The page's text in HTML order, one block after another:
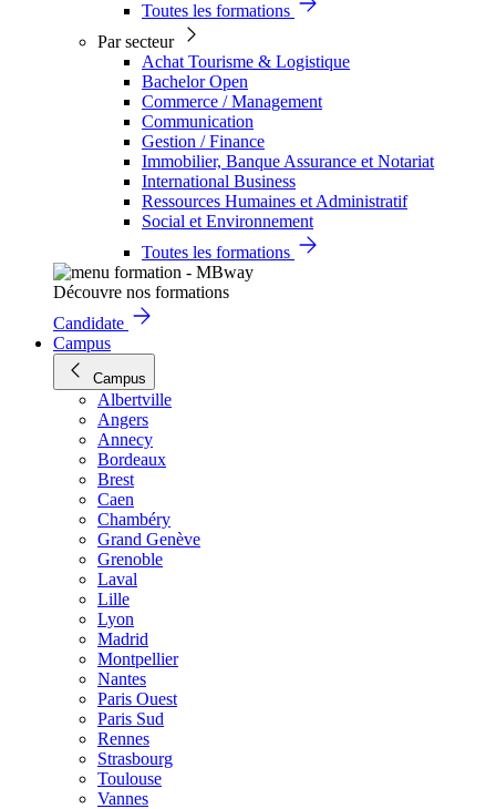
Toutes les formations
Par secteur
Achat Tourisme & Logistique
Bachelor Open
Commerce / Management
Communication
Gestion / Finance
Immobilier, Banque Assurance et Notariat
International Business
Ressources Humaines et Administratif
Social et Environnement
Toutes les formations
Découvre nos formations
Candidate
Campus
Campus
Albertville
Angers
Annecy
Bordeaux
Brest
Caen
Chambéry
Grand Genève
Grenoble
Laval
Lille
Lyon
Madrid
Montpellier
Nantes
Paris Ouest
Paris Sud
Rennes
Strasbourg
Toulouse
Vannes